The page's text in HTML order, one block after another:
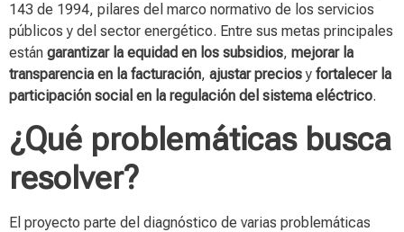
143 de 1994, pilares del marco normativo de los servicios
públicos y del sector energético. Entre sus metas principales
están garantizar la equidad en los subsidios, mejorar la
transparencia en la facturación, ajustar preciosy fortalecer la
participación social en la regulación del sistema eléctrico.
¿Qué problemáticas busca
resolver?
El proyecto parte del diagnóstico de varias problemáticas